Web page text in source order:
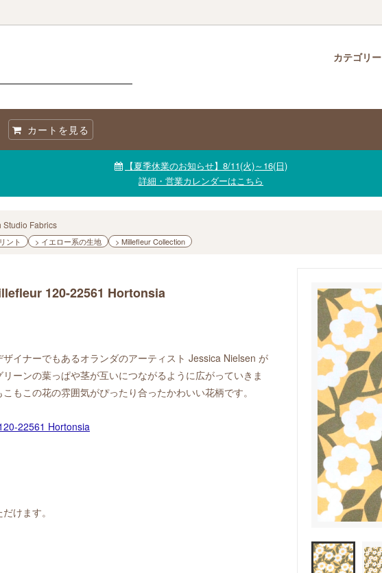
カテゴリー
オーガニックコットン
生地【セール品・値下げ品】
カートを見る
【夏季休業のお知らせ】8/11(火)～16(日)
詳細・営業カレンダーはこちら
Studio Fabrics
ント > イエロー系の生地 > Millefleur Collection
120-22561 Hortonsia
イナーでもあるオランダのアーティスト Jessica Nielsen が
ーンの葉っぱや茎が互いにつながるように広がっていきま
もこの花の雰囲気がぴったり合ったかわいい花柄です。
けます。